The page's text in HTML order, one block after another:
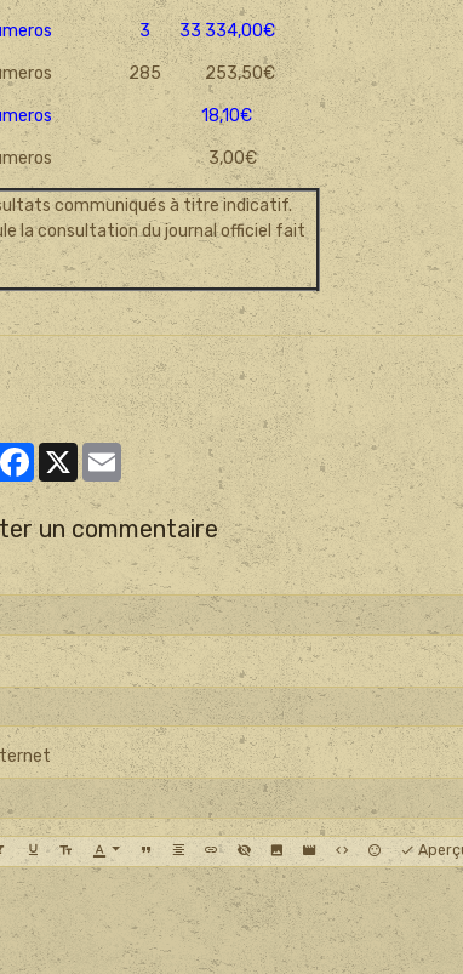
3 33 334,00€
285 253,50€
18,10€
3,00€
communiqués à titre indicatif.
la consultation du journal officiel fait
Facebook
X Email
un commentaire